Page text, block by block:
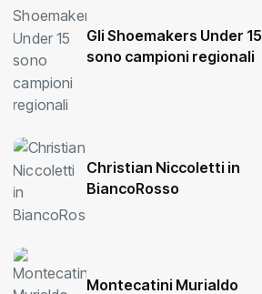
Gli Shoemakers Under 15
sono campioni regionali
Christian Niccoletti in
BiancoRosso
Montecatini Murialdo